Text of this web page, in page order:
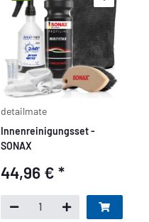
detailmate
Innenreinigungsset -
SONAX
44,96 € *